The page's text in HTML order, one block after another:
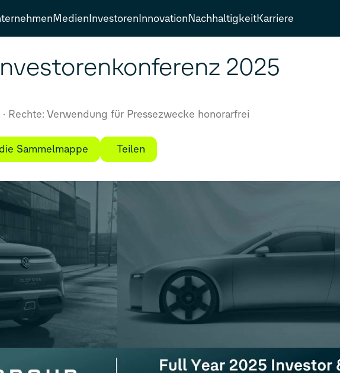
MedienInvestorenInnovationNachhaltigkeitKarriere
2025
Rechte: Verwendung für Pressezwecke honorarfrei
Sammelmappe Teilen